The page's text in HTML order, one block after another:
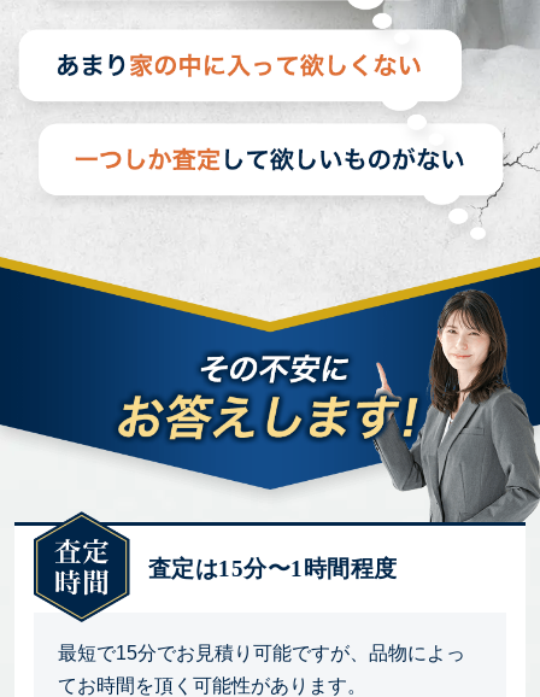
査定は15分〜1時間程度
最短で15分でお見積り可能ですが、品物によっ
てお時間を頂く可能性があります。